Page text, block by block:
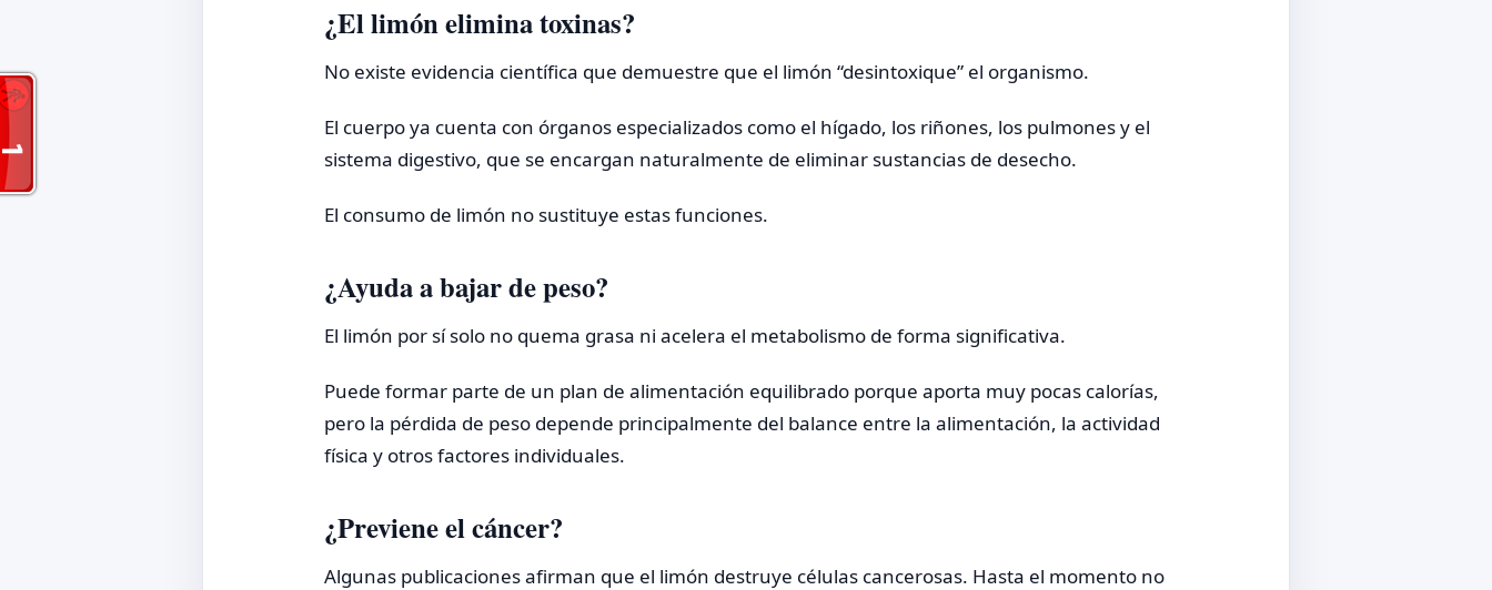
¿El limón elimina toxinas?
No existe evidencia científica que demuestre que el limón “desintoxique” el organismo.
El cuerpo ya cuenta con órganos especializados como el hígado, los riñones, los pulmones y el
sistema digestivo, que se encargan naturalmente de eliminar sustancias de desecho.
El consumo de limón no sustituye estas funciones.
¿Ayuda a bajar de peso?
El limón por sí solo no quema grasa ni acelera el metabolismo de forma significativa.
Puede formar parte de un plan de alimentación equilibrado porque aporta muy pocas calorías,
pero la pérdida de peso depende principalmente del balance entre la alimentación, la actividad
física y otros factores individuales.
¿Previene el cáncer?
Algunas publicaciones afirman que el limón destruye células cancerosas. Hasta el momento no